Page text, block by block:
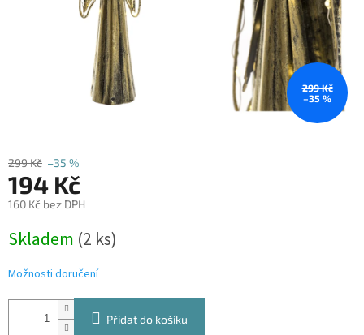
299 Kč
–35 %
299 Kč –35 %
194 Kč
160 Kč bez DPH
cena:
Skladem (2 ks)
Možnosti doručení
Přidat do košíku